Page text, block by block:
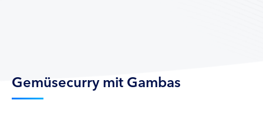
Gemüsecurry mit Gambas